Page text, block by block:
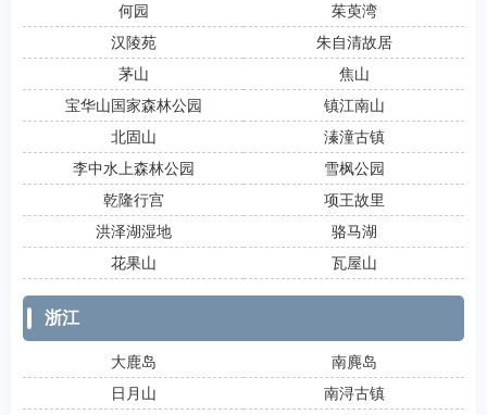
何园
茱萸湾
汉陵苑
朱自清故居
茅山
焦山
宝华山国家森林公园
镇江南山
北固山
溱潼古镇
李中水上森林公园
雪枫公园
乾隆行宫
项王故里
洪泽湖湿地
骆马湖
花果山
瓦屋山
浙江
大鹿岛
南麂岛
日月山
南浔古镇